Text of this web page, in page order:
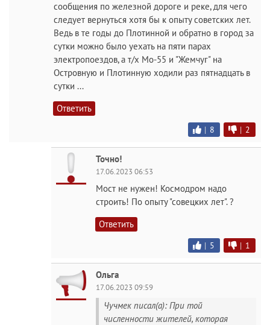
сообщения по железной дороге и реке, для чего
следует вернуться хотя бы к опыту советских лет.
Ведь в те годы до Плотинной и обратно в город за
сутки можно было уехать на пяти парах
электропоездов, а т/х Мо-55 и "Жемчуг" на
Островную и Плотинную ходили раз пятнадцать в
сутки ...
Ответить
| 8 | 2
Точно!
17.06.2023 06:53
Мост не нужен! Космодром надо
строить! По опыту "совецких лет". ?
Ответить
| 5 | 1
Ольга
17.06.2023 09:59
Чучмек писал(а): При той
численности жителей, которая